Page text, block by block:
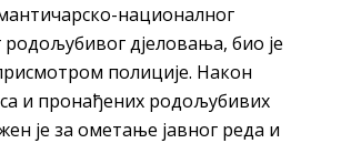
националног
родољубивог дјеловања, био је
полиције. Након
и пронађених родољубивих
је за ометање јавног реда и